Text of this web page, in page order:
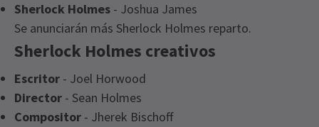
Sherlock Holmes - Joshua James
Se anunciarán más Sherlock Holmes reparto.
Sherlock Holmes creativos
Escritor - Joel Horwood
Director - Sean Holmes
Compositor - Jherek Bischoff